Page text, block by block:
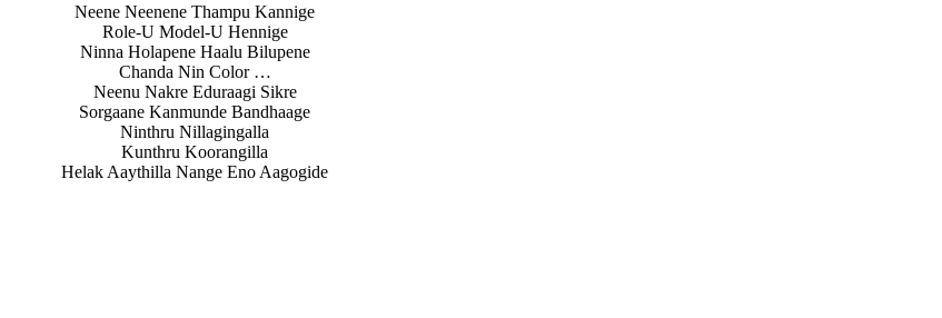
Neene Neenene Thampu Kannige
Role-U Model-U Hennige
Ninna Holapene Haalu Bilupene
Chanda Nin Color …
Neenu Nakre Eduraagi Sikre
Sorgaane Kanmunde Bandhaage
Ninthru Nillagingalla
Kunthru Koorangilla
Helak Aaythilla Nange Eno Aagogide